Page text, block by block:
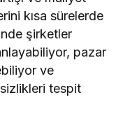
kısa sürelerde
şirketler
pazar
ve
tespit